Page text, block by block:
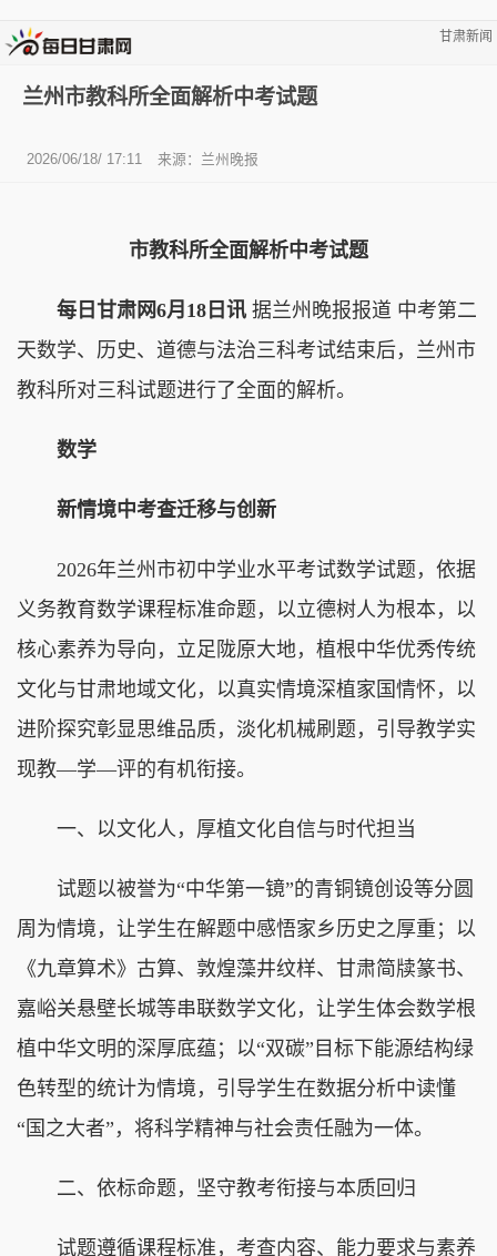
甘肃新闻
兰州市教科所全面解析中考试题
2026/06/18/ 17:11 来源：兰州晚报
市教科所全面解析中考试题
每日甘肃网6月18日讯 据兰州晚报报道 中考第二
天数学、历史、道德与法治三科考试结束后，兰州市
教科所对三科试题进行了全面的解析。
数学
新情境中考查迁移与创新
2026年兰州市初中学业水平考试数学试题，依据
义务教育数学课程标准命题，以立德树人为根本，以
核心素养为导向，立足陇原大地，植根中华优秀传统
文化与甘肃地域文化，以真实情境深植家国情怀，以
进阶探究彰显思维品质，淡化机械刷题，引导教学实
现教—学—评的有机衔接。
一、以文化人，厚植文化自信与时代担当
试题以被誉为“中华第一镜”的青铜镜创设等分圆
周为情境，让学生在解题中感悟家乡历史之厚重；以
《九章算术》古算、敦煌藻井纹样、甘肃简牍篆书、
嘉峪关悬壁长城等串联数学文化，让学生体会数学根
植中华文明的深厚底蕴；以“双碳”目标下能源结构绿
色转型的统计为情境，引导学生在数据分析中读懂
“国之大者”，将科学精神与社会责任融为一体。
二、依标命题，坚守教考衔接与本质回归
试题遵循课程标准，考查内容、能力要求与素养